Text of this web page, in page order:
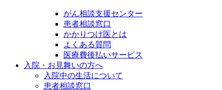
がん相談支援センター
患者相談窓口
かかりつけ医とは
よくある質問
医療費後払いサービス
入院・お見舞いの方へ
入院中の生活について
患者相談窓口